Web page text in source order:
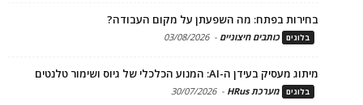
בחירות בפתח: מה השפעתן על מקום העבודה?
בלוגים כותבים חיצוניים -
03/08/2026
מיתוג מעסיק בעידן ה-AI: המנוע הכלכלי של גיוס ושימור טלנטים
בלוגים מערכת HRus -
30/07/2026